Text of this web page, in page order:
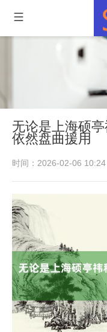
无论是上海硕
依然盘曲援用
时间：2026-02-06 10:24